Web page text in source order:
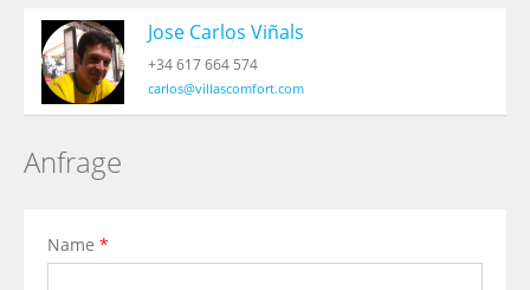
Jose Carlos Viñals
+34 617 664 574
carlos@villascomfort.com
Anfrage
Name *